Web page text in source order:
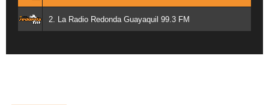
2. La Radio Redonda Guayaquil 99.3 FM